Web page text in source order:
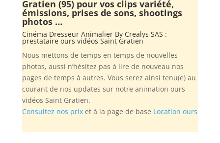
Gratien (95) pour vos clips variété,
émissions, prises de sons, shootings
photos …
Cinéma Dresseur Animalier By Crealys SAS :
prestataire ours vidéos Saint Gratien
Nous mettons de temps en temps de nouvelles
photos, aussi n’hésitez pas à lire de nouveau nos
pages de temps à autres. Vous serez ainsi tenu(e) au
courant de nos updates sur notre animation ours
vidéos Saint Gratien.
Consultez nos prixet à la page de base Location ours